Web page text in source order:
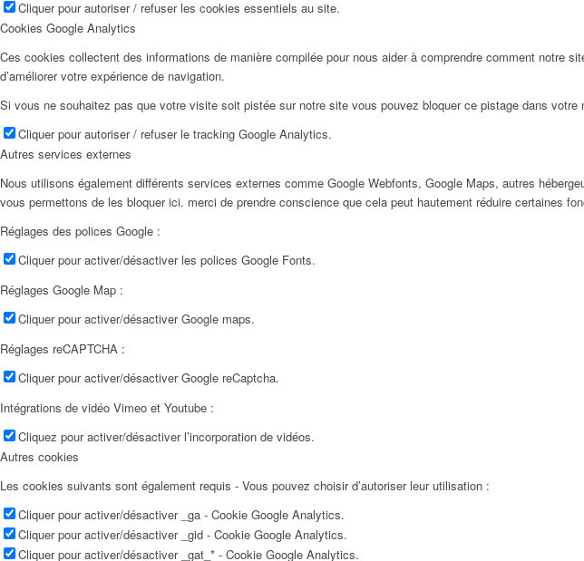
Cliquer pour autoriser / refuser les cookies essentiels au site.
Cookies Google Analytics
Ces cookies collectent des informations de manière compilée pour nous aider à comprendre comment notre
d’améliorer votre expérience de navigation.
Si vous ne souhaitez pas que votre visite soit pistée sur notre site vous pouvez bloquer ce pistage dans votre
Cliquer pour autoriser / refuser le tracking Google Analytics.
Autres services externes
Nous utilisons également différents services externes comme Google Webfonts, Google Maps, autres
vous permettons de les bloquer ici. merci de prendre conscience que cela peut hautement réduire certaines
Réglages des polices Google :
Cliquer pour activer/désactiver les polices Google Fonts.
Réglages Google Map :
Cliquer pour activer/désactiver Google maps.
Réglages reCAPTCHA :
Cliquer pour activer/désactiver Google reCaptcha.
Intégrations de vidéo Vimeo et Youtube :
Cliquez pour activer/désactiver l’incorporation de vidéos.
Autres cookies
Les cookies suivants sont également requis - Vous pouvez choisir d’autoriser leur utilisation :
Cliquer pour activer/désactiver _ga - Cookie Google Analytics.
Cliquer pour activer/désactiver _gid - Cookie Google Analytics.
Cliquer pour activer/désactiver _gat_* - Cookie Google Analytics.